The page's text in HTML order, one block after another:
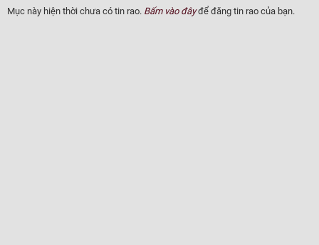
Mục này hiện thời chưa có tin rao. Bấm vào đâyđể đăng tin rao của bạn.